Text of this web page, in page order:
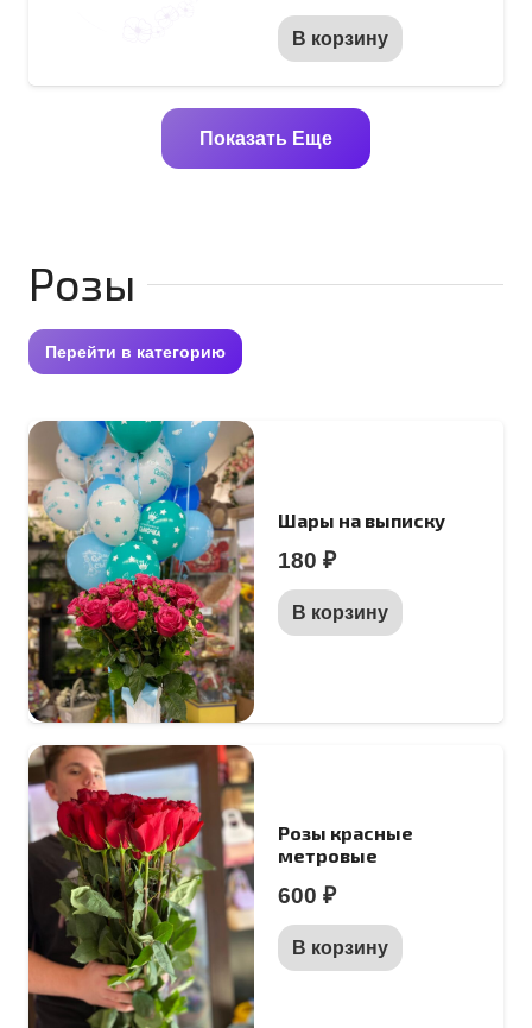
В корзину
Показать Еще
Розы
Перейти в категорию
Шары на выписку
180 ₽
В корзину
Розы красные
метровые
600 ₽
В корзину